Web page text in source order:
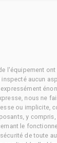
l'équipement ont
inspecté aucun
nous ne
ou implicite,
y
le
de toute